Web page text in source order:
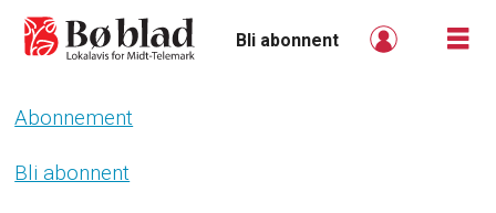
Bli abonnent
Bli
abonnent
Abonnement
Bli abonnent